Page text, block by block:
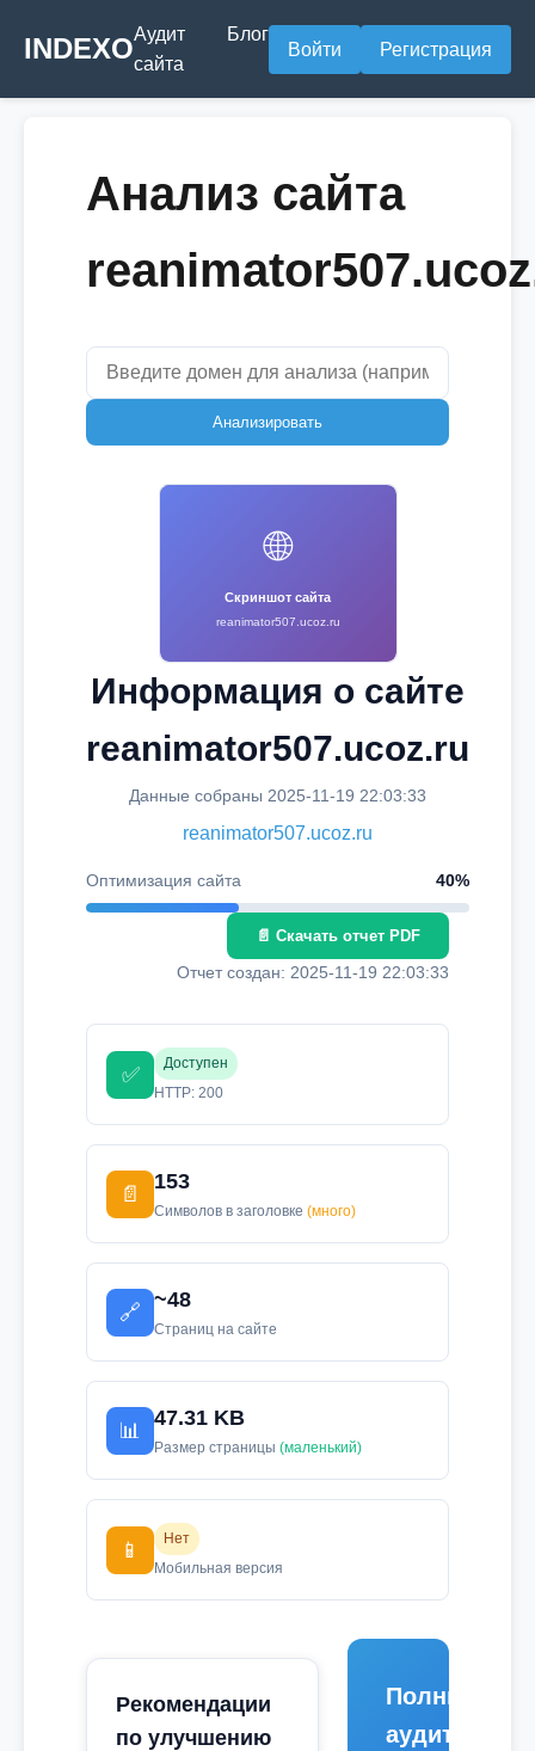
INDEXOАудит
сайта
Блог
Войти Регистрация
Анализ сайта
Анализировать
🌐
Скриншот сайта
reanimator507.ucoz.ru
Информация о сайте
reanimator507.ucoz.ru
Данные собраны 2025-11-19 22:03:33
reanimator507.ucoz.ru
Оптимизация сайта 40%
📄 Скачать отчет PDF
Отчет создан: 2025-11-19 22:03:33
✅
Доступен
HTTP: 200
📄
153
Символов в заголовке (много)
🔗
~48
Страниц на сайте
📊
47.31 KB
Размер страницы (маленький)
📱
Нет
Мобильная версия
Рекомендации
по улучшению
Полный
аудит